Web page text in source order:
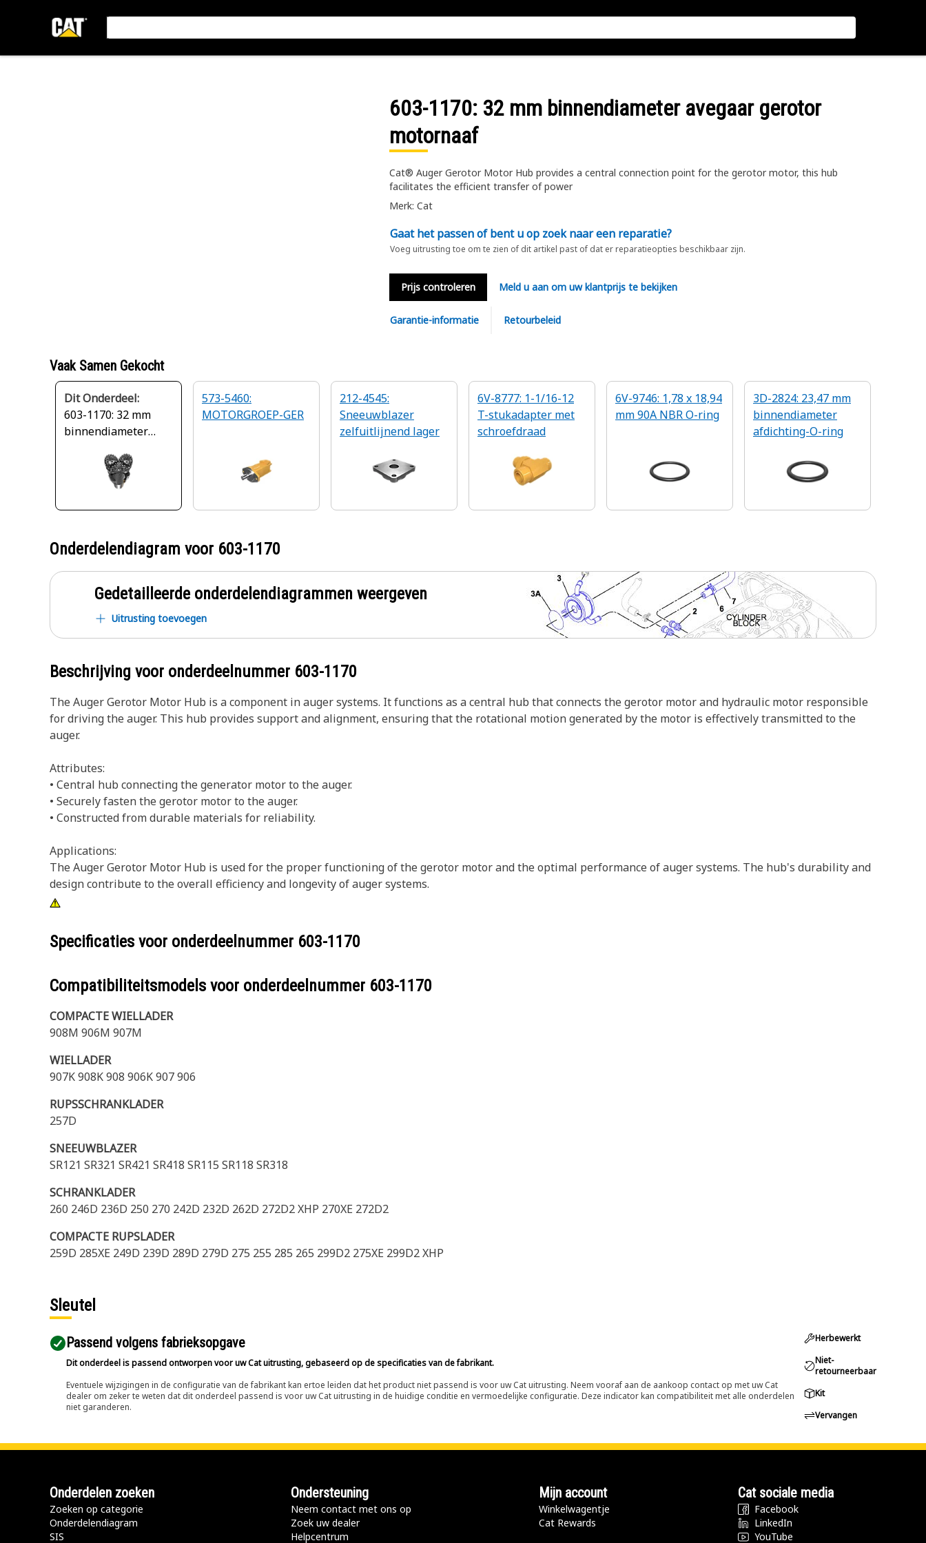
603-1170: 32 mm binnendiameter avegaar gerotor
motornaaf
Cat® Auger Gerotor Motor Hub provides a central connection point for the gerotor motor, this hub
facilitates the efficient transfer of power
Merk: Cat
Gaat het passen of bent u op zoek naar een reparatie?
Voeg uitrusting toe om te zien of dit artikel past of dat er reparatieopties beschikbaar zijn.
Prijs controleren Meld u aan om uw klantprijs te bekijken
Garantie-informatie Retourbeleid
Vaak Samen Gekocht
Dit Onderdeel:
603-1170: 32 mm
binnendiameter
motornaaf
573-5460:
MOTORGROEP-GER
212-4545:
Sneeuwblazer
zelfuitlijnend lager
6V-8777: 1-1/16-12
T-stukadapter met
schroefdraad
6V-9746: 1,78 x 18,94
mm 90A NBR O-ring
3D-2824: 23,47 mm
binnendiameter
afdichting-O-ring
Onderdelendiagram voor 603-1170
Gedetailleerde onderdelendiagrammen weergeven
Uitrusting toevoegen
Beschrijving voor onderdeelnummer 603-1170
The Auger Gerotor Motor Hub is a component in auger systems. It functions as a central hub that connects the gerotor motor and hydraulic motor responsible
for driving the auger. This hub provides support and alignment, ensuring that the rotational motion generated by the motor is effectively transmitted to the
auger.
Attributes:
• Central hub connecting the generator motor to the auger.
• Securely fasten the gerotor motor to the auger.
• Constructed from durable materials for reliability.
Applications:
The Auger Gerotor Motor Hub is used for the proper functioning of the gerotor motor and the optimal performance of auger systems. The hub's durability and
design contribute to the overall efficiency and longevity of auger systems.
Specificaties voor onderdeelnummer 603-1170
Compatibiliteitsmodels voor onderdeelnummer 603-1170
COMPACTE WIELLADER
908M 906M 907M
WIELLADER
907K 908K 908 906K 907 906
RUPSSCHRANKLADER
257D
SNEEUWBLAZER
SR121 SR321 SR421 SR418 SR115 SR118 SR318
SCHRANKLADER
260 246D 236D 250 270 242D 232D 262D 272D2 XHP 270XE 272D2
COMPACTE RUPSLADER
259D 285XE 249D 239D 289D 279D 275 255 285 265 299D2 275XE 299D2 XHP
Sleutel
Passend volgens fabrieksopgave
Dit onderdeel is passend ontworpen voor uw Cat uitrusting, gebaseerd op de specificaties van de fabrikant.
Eventuele wijzigingen in de configuratie van de fabrikant kan ertoe leiden dat het product niet passend is voor uw Cat uitrusting. Neem vooraf aan de aankoop contact op met uw Cat
dealer om zeker te weten dat dit onderdeel passend is voor uw Cat uitrusting in de huidige conditie en vermoedelijke configuratie. Deze indicator kan compatibiliteit met alle onderdelen
niet garanderen.
Herbewerkt
Niet-
retourneerbaar
Kit
Vervangen
Onderdelen zoeken
Zoeken op categorie
Onderdelendiagram
SIS
Ondersteuning
Neem contact met ons op
Zoek uw dealer
Helpcentrum
Mijn account
Winkelwagentje
Cat Rewards
Cat sociale media
Facebook
LinkedIn
YouTube